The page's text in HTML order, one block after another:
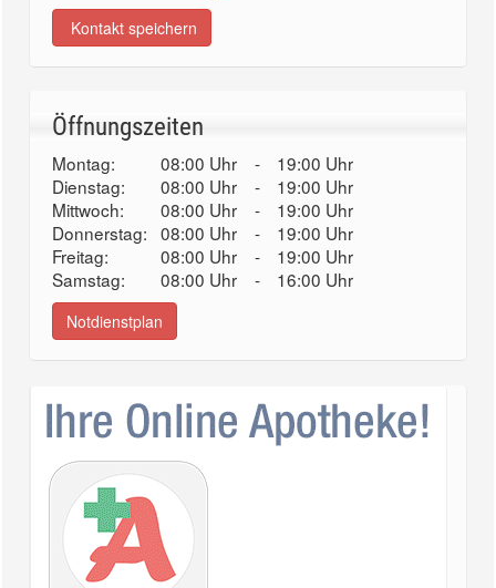
Kontakt speichern
Öffnungszeiten
Montag: 08:00 Uhr -
19:00 Uhr
Dienstag:
08:00 Uhr -
19:00 Uhr
Mittwoch:
08:00 Uhr -
19:00 Uhr
Donnerstag: 08:00 Uhr -
19:00 Uhr
Freitag:
08:00 Uhr -
19:00 Uhr
Samstag:
08:00 Uhr - 16:00 Uhr
Notdienstplan